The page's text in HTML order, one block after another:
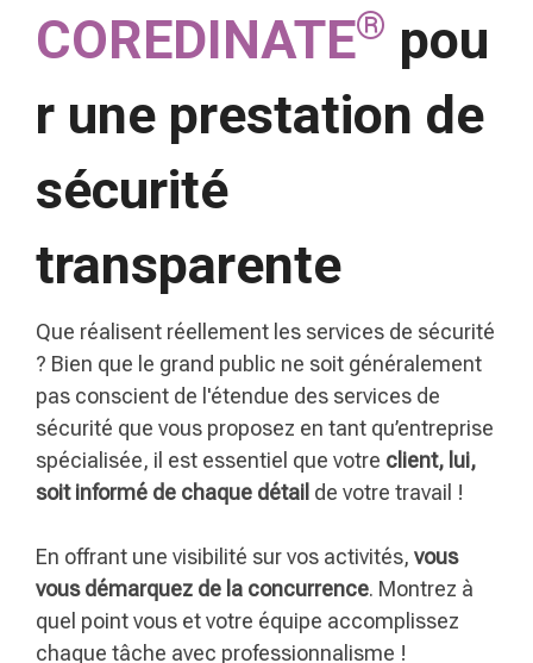
COREDINATE® pou
r une prestation de
sécurité
transparente
Que réalisent réellement les services de sécurité
? Bien que le grand public ne soit généralement
pas conscient de l'étendue des services de
sécurité que vous proposez en tant qu’entreprise
spécialisée, il est essentiel que votre client, lui,
soit informé de chaque détail de votre travail !
En offrant une visibilité sur vos activités, vous
vous démarquez de la concurrence. Montrez à
quel point vous et votre équipe accomplissez
chaque tâche avec professionnalisme !